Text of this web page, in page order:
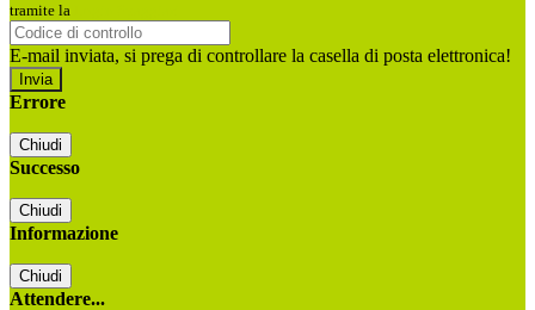
tramite la
E-mail inviata, si prega di controllare la casella di posta elettronica!
Errore
Chiudi
Successo
Chiudi
Informazione
Chiudi
Attendere...